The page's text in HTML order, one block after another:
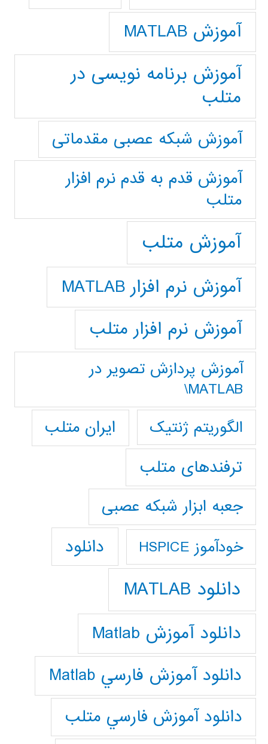
آموزش MATLAB
آموزش برنامه نویسی در
متلب
آموزش شبکه عصبی مقدماتی
آموزش قدم به قدم نرم افزار
متلب
آموزش متلب
آموزش نرم افزار MATLAB
آموزش نرم افزار متلب
آموزش پردازش تصوير در
MATLAB\
الگوریتم ژنتیک
ایران متلب
ترفندهای متلب
جعبه ابزار شبکه عصبی
خودآموز HSPICE دانلود
دانلود MATLAB
دانلود آموزش Matlab
دانلود آموزش فارسي Matlab
دانلود آموزش فارسي متلب